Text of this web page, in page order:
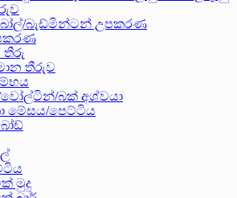
බැඩ්මින්ටන් උපකරණ
තීරු
තීරුව
බක් අශ්වයා
මේසය/පෙට්ටිය
මුදු